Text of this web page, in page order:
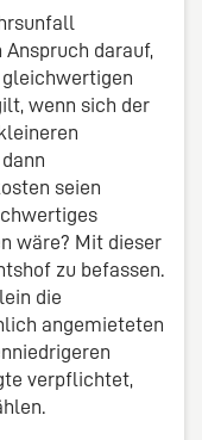
darauf,
gleichwertigen
wenn sich der
seien
wäre? Mit dieser
zu befassen.
die
angemieteten
verpflichtet,